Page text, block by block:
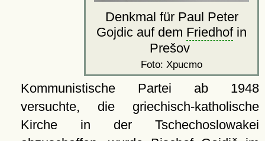
Denkmal für Paul Peter
Gojdic auf dem Friedhofin
Prešov
Foto: Xpucmo
Kommunistische Partei ab 1948
versuchte, die griechisch-katholische
Kirche in der Tschechoslowakei